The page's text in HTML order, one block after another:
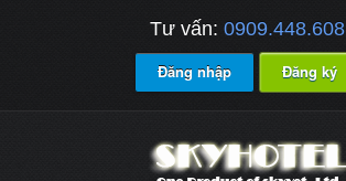
Tư vấn: 0909.448.608
Đăng nhập Đăng ký